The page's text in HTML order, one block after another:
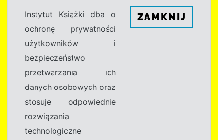
Instytut Książki dba o
ochronę prywatności
użytkowników i
bezpieczeństwo
przetwarzania ich
danych osobowych oraz
stosuje odpowiednie
rozwiązania
technologiczne
ZAMKNIJ